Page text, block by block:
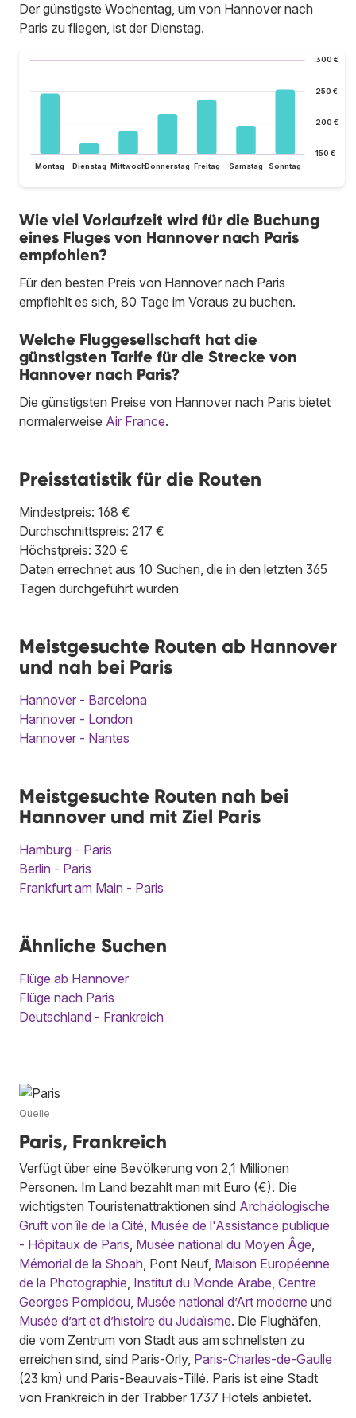
Der günstigste Wochentag, um von Hannover nach
Paris zu fliegen, ist der Dienstag.
150 €
200 €
250 €
300 €
Montag Dienstag MittwochDonnerstag Freitag Samstag Sonntag
Wie viel Vorlaufzeit wird für die Buchung
eines Fluges von Hannover nach Paris
empfohlen?
Für den besten Preis von Hannover nach Paris
empfiehlt es sich, 80 Tage im Voraus zu buchen.
Welche Fluggesellschaft hat die
günstigsten Tarife für die Strecke von
Hannover nach Paris?
Die günstigsten Preise von Hannover nach Paris bietet
normalerweise Air France.
Preisstatistik für die Routen
Mindestpreis: 168 €
Durchschnittspreis: 217 €
Höchstpreis: 320 €
Daten errechnet aus 10 Suchen, die in den letzten 365
Tagen durchgeführt wurden
Meistgesuchte Routen ab Hannover
und nah bei Paris
Hannover - Barcelona
Hannover - London
Hannover - Nantes
Meistgesuchte Routen nah bei
Hannover und mit Ziel Paris
Hamburg - Paris
Berlin - Paris
Frankfurt am Main - Paris
Ähnliche Suchen
Flüge ab Hannover
Flüge nach Paris
Deutschland - Frankreich
Quelle
Paris, Frankreich
Verfügt über eine Bevölkerung von 2,1 Millionen
Personen. Im Land bezahlt man mit Euro (€). Die
wichtigsten Touristenattraktionen sind Archäologische
Gruft von île de la Cité, Musée de l'Assistance publique
- Hôpitaux de Paris, Musée national du Moyen Âge,
Mémorial de la Shoah, Pont Neuf, Maison Européenne
de la Photographie, Institut du Monde Arabe, Centre
Georges Pompidou, Musée national d’Art moderne und
Musée d’art et d’histoire du Judaïsme. Die Flughäfen,
die vom Zentrum von Stadt aus am schnellsten zu
erreichen sind, sind Paris-Orly, Paris-Charles-de-Gaulle
(23 km) und Paris-Beauvais-Tillé. Paris ist eine Stadt
von Frankreich in der Trabber 1737 Hotels anbietet.